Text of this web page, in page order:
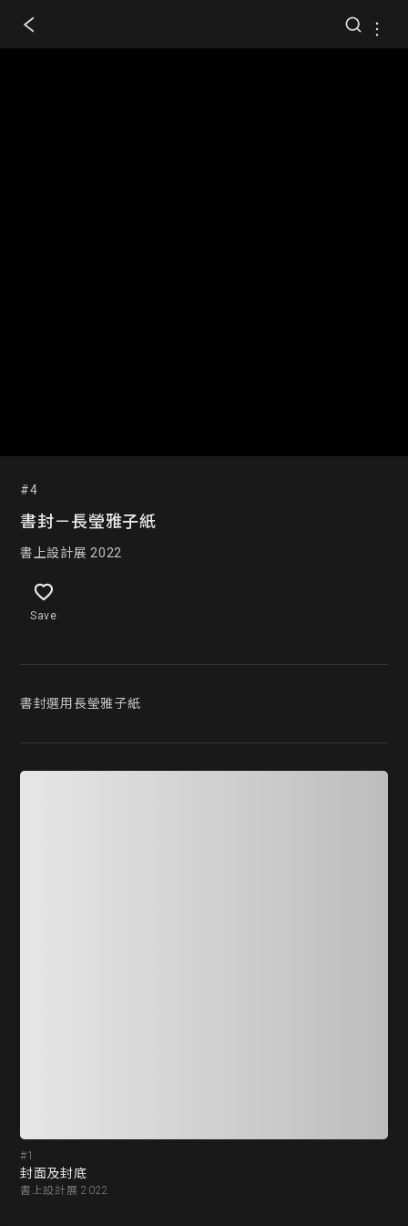
#4
書封－長瑩雅子紙
書上設計展 2022
Save
書封選用長瑩雅子紙
#1
封面及封底
書上設計展 2022